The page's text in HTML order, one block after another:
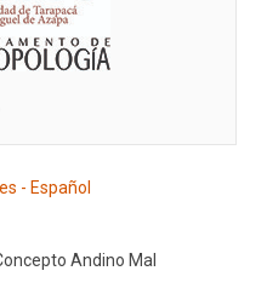
- Español
Andino Mal